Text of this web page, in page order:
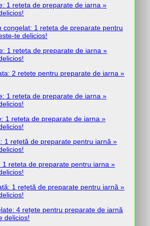
1 reteta de preparate de iarna »
congelat: 1 reteta de preparate pentru
te delicios!
1 reteta de preparate de iarna »
2 retete pentru preparate de iarna »
1 reteta de preparate de iarna »
1 reteta de preparate de iarna »
1 rețetă de preparate pentru iarnă »
1 reteta de preparate pentru iarna »
1 rețetă de preparate pentru iarnă »
4 rețete pentru preparate de iarnă
delicios!